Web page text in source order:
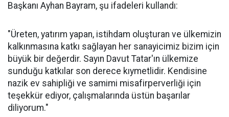
Başkanı Ayhan Bayram, şu ifadeleri kullandı:
"Üreten, yatırım yapan, istihdam oluşturan ve ülkemizin
kalkınmasına katkı sağlayan her sanayicimiz bizim için
büyük bir değerdir. Sayın Davut Tatar'ın ülkemize
sunduğu katkılar son derece kıymetlidir. Kendisine
nazik ev sahipliği ve samimi misafirperverliği için
teşekkür ediyor, çalışmalarında üstün başarılar
diliyorum."